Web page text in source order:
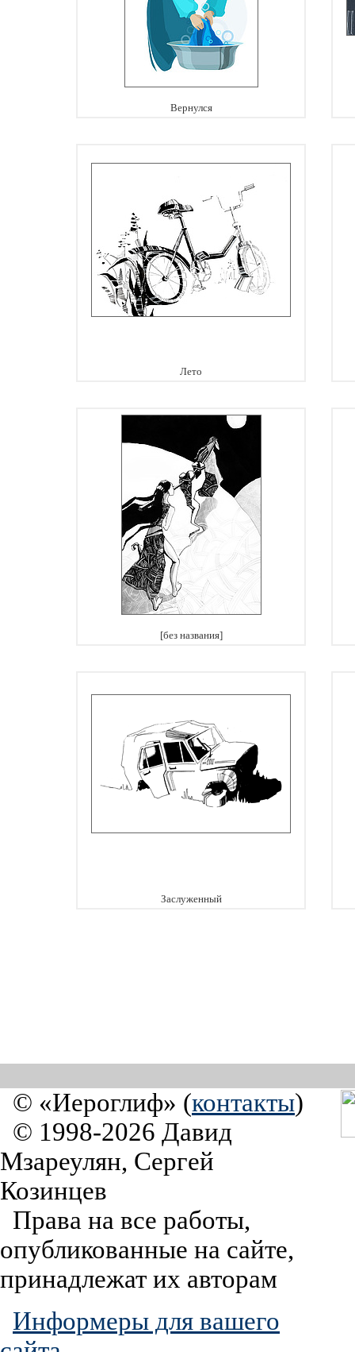
Вернулся
Лето
[без названия]
Заслуженный
© «Иероглиф» (контакты)
© 1998-2026 Давид
Мзареулян, Сергей
Козинцев
Права на все работы,
опубликованные на сайте,
принадлежат их авторам
Информеры для вашего